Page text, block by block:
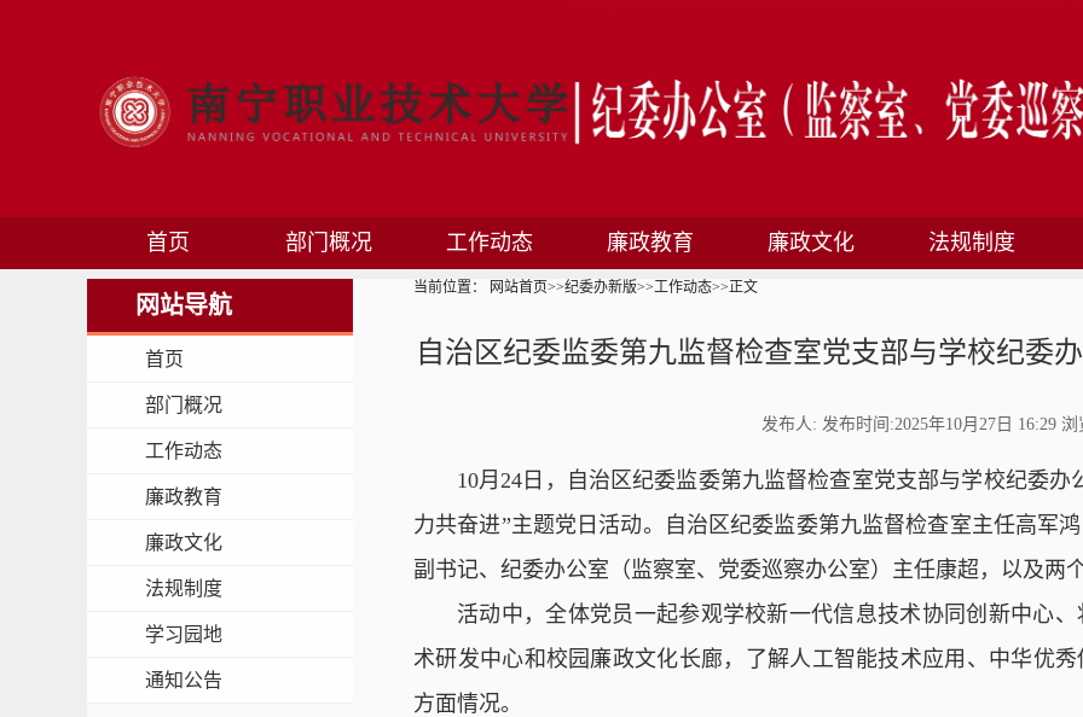
首页 部门概况 工作动态 廉政教育 廉政文化 法规制度
网站导航
首页
部门概况
工作动态
廉政教育
廉政文化
法规制度
学习园地
通知公告
当前位置： 网站首页>>纪委办新版>>工作动态>>正文
自治区纪委监委第九监督检查室党支部与学校纪委
发布人: 发布时间:2025年10月27日 16:29
10月24日，自治区纪委监委第九监督检查室党支部与学校纪委
力共奋进”主题党日活动。自治区纪委监委第九监督检查室主任高军
副书记、纪委办公室（监察室、党委巡察办公室）主任康超，以及两
活动中，全体党员一起参观学校新一代信息技术协同创新中心
术研发中心和校园廉政文化长廊，了解人工智能技术应用、中华优
方面情况。